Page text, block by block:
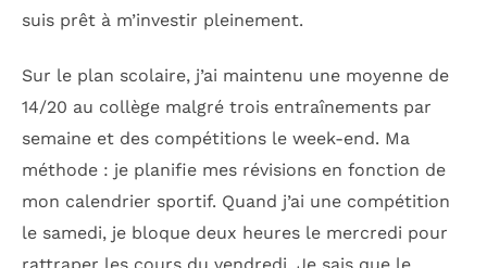
suis prêt à m’investir pleinement.
Sur le plan scolaire, j’ai maintenu une moyenne de
14/20 au collège malgré trois entraînements par
semaine et des compétitions le week-end. Ma
méthode : je planifie mes révisions en fonction de
mon calendrier sportif. Quand j’ai une compétition
le samedi, je bloque deux heures le mercredi pour